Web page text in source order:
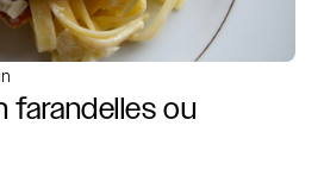
farandelles ou